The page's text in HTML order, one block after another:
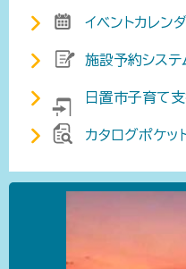
イベントカレン
施設予約システ
日置市子育て支
カタログポケッ